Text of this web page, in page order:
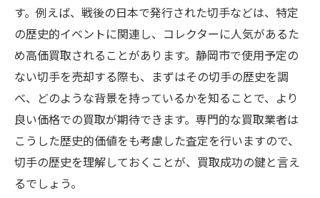
す。例えば、戦後の日本で発行された切手などは、特定
の歴史的イベントに関連し、コレクターに人気があるた
め高価買取されることがあります。静岡市で使用予定の
ない切手を売却する際も、まずはその切手の歴史を調
べ、どのような背景を持っているかを知ることで、より
良い価格での買取が期待できます。専門的な買取業者は
こうした歴史的価値をも考慮した査定を行いますので、
切手の歴史を理解しておくことが、買取成功の鍵と言え
るでしょう。